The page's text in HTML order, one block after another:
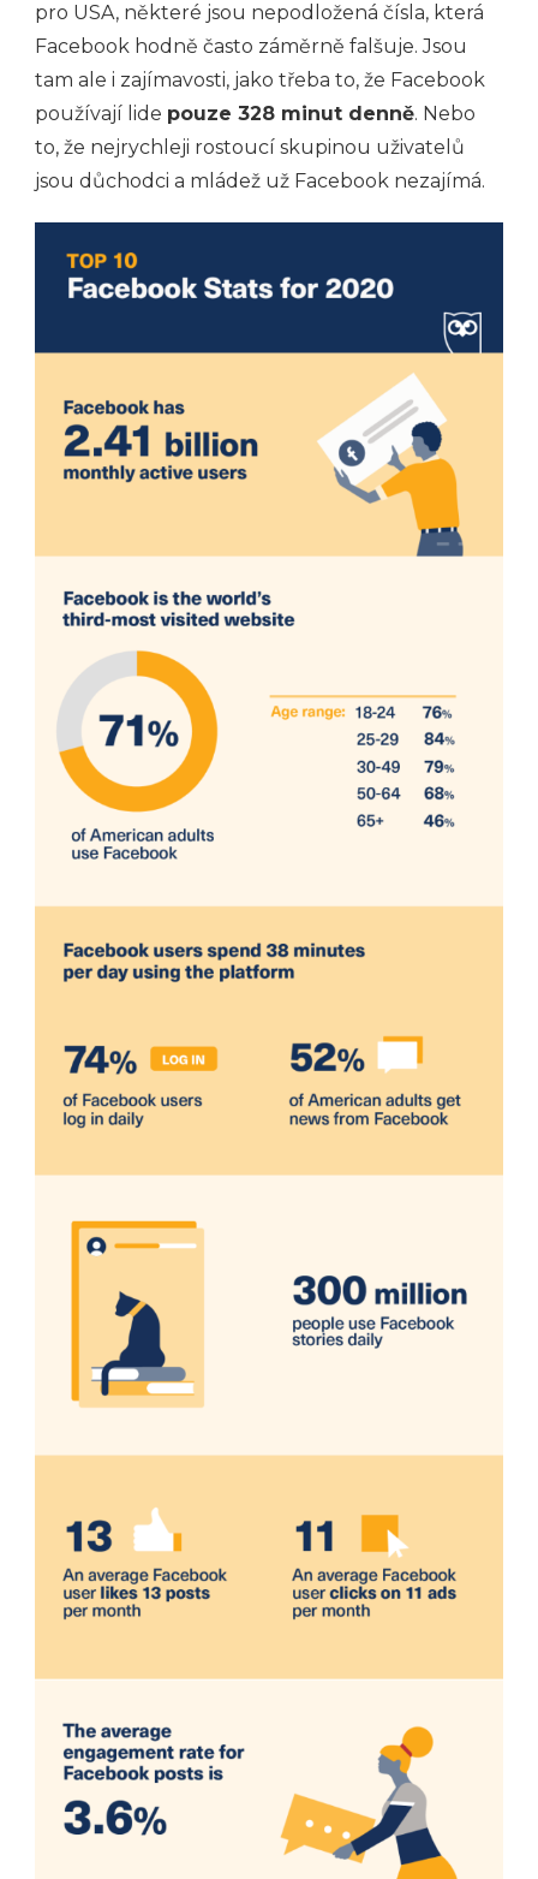
pro USA, některé jsou nepodložená čísla, která
Facebook hodně často záměrně falšuje. Jsou
tam ale i zajímavosti, jako třeba to, že Facebook
používají lide pouze 328 minut denně. Nebo
to, že nejrychleji rostoucí skupinou uživatelů
jsou důchodci a mládež už Facebook nezajímá.